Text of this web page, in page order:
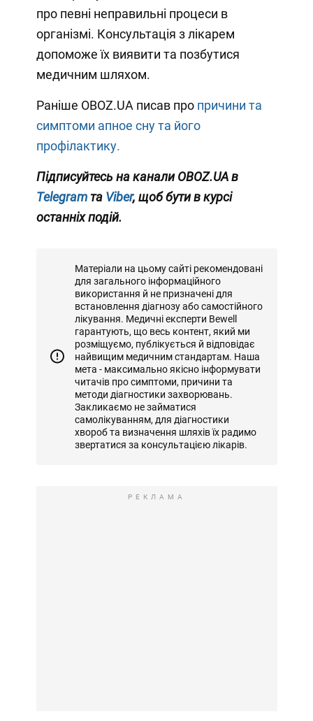
про певні неправильні процеси в
організмі. Консультація з лікарем
допоможе їх виявити та позбутися
медичним шляхом.
Раніше OBOZ.UA писав про причини та
симптоми апное сну та його
профілактику.
Підписуйтесь на канали OBOZ.UA в
Telegram та Viber, щоб бути в курсі
останніх подій.
Матеріали на цьому сайті рекомендовані
для загального інформаційного
використання й не призначені для
встановлення діагнозу або самостійного
лікування. Медичні експерти Bewell
гарантують, що весь контент, який ми
розміщуємо, публікується й відповідає
найвищим медичним стандартам. Наша
мета - максимально якісно інформувати
читачів про симптоми, причини та
методи діагностики захворювань.
Закликаємо не займатися
самолікуванням, для діагностики
хвороб та визначення шляхів їх радимо
звертатися за консультацією лікарів.
РЕКЛАМА